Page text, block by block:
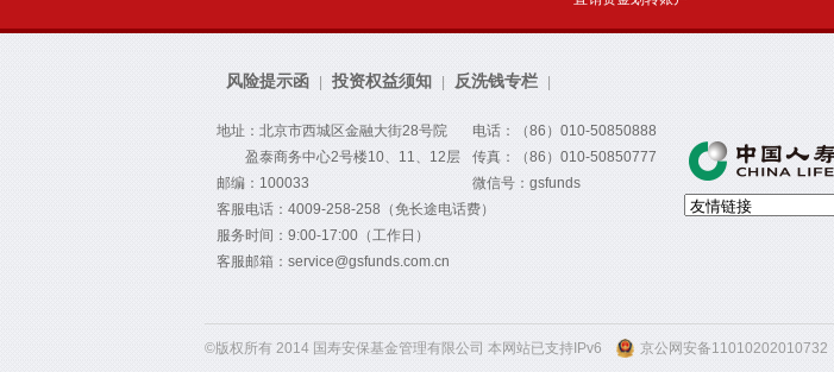
风险提示函 投资权益须知 反洗钱专栏
地址：北京市西城区金融大街28号院
盈泰商务中心2号楼10、11、12层
邮编：100033
电话：（86）010-50850888
传真：（86）010-50850777
微信号：gsfunds
客服电话：4009-258-258（免长途电话费）
服务时间：9:00-17:00（工作日）
客服邮箱：service@gsfunds.com.cn
©版权所有 2014 国寿安保基金管理有限公司 本网站已支持IPv6 京公网安备11010202010732